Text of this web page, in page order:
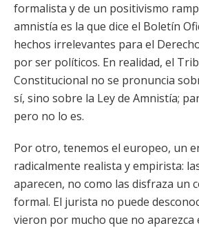
formalista y de un positivismo
amnistía es la que dice el Boletín
hechos irrelevantes para el
por ser políticos. En realidad, el
Constitucional no se pronuncia
sí, sino sobre la Ley de Amnistía;
pero no lo es.
Por otro, tenemos el europeo, un
radicalmente realista y empirista:
aparecen, no como las disfraza un
formal. El jurista no puede
vieron por mucho que no aparezca